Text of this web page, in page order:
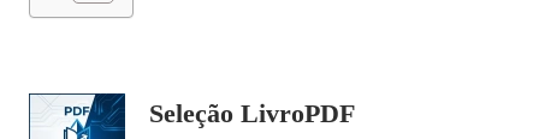
Seleção LivroPDF